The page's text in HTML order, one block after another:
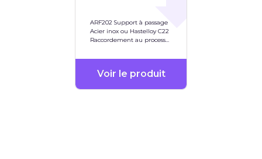
ARF202 Support à passage
Acier inox ou Hastelloy C22
Raccordement au process
Voir le produit